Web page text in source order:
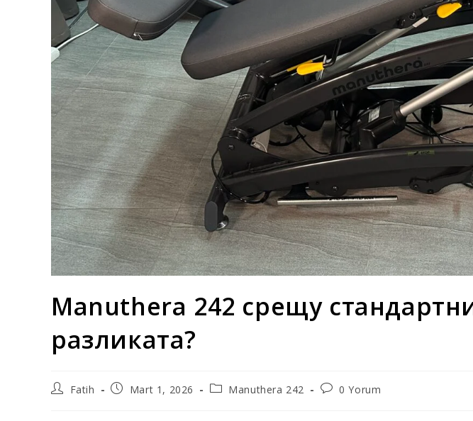
Manuthera 242 срещу
разликата?
Fatih Mart 1, 2026 Manuthera 242 0 Yorum